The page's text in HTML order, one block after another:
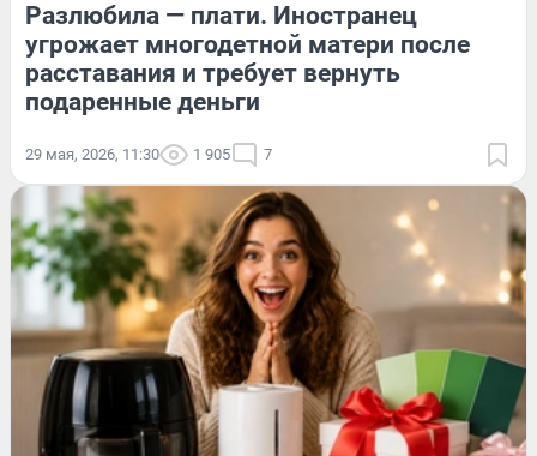
Разлюбила — плати. Иностранец
угрожает многодетной матери после
расставания и требует вернуть
подаренные деньги
29 мая, 2026, 11:30 1 905 7